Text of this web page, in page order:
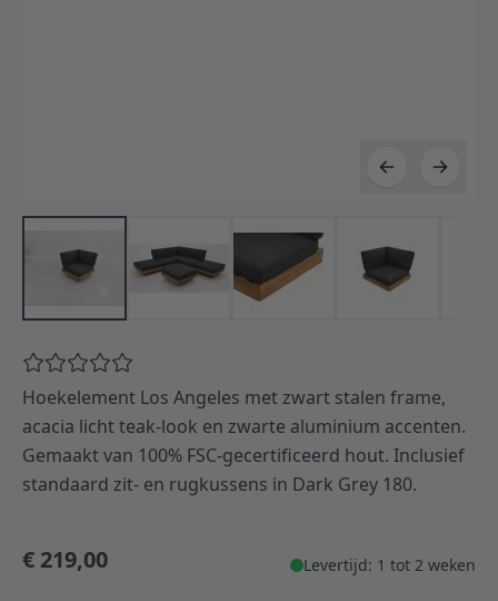
Hoekelement Los Angeles met zwart stalen frame,
acacia licht teak‑look en zwarte aluminium accenten.
Gemaakt van 100% FSC-gecertificeerd hout. Inclusief
standaard zit- en rugkussens in Dark Grey 180.
€ 219,00 Levertijd: 1 tot 2 weken